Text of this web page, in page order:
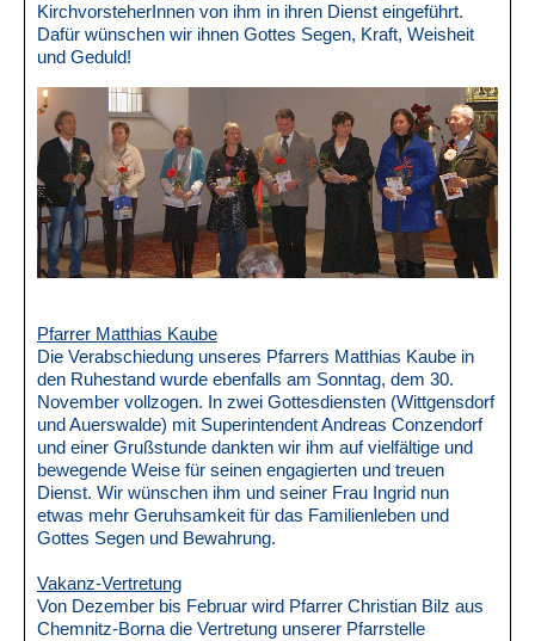
KirchvorsteherInnen von ihm in ihren Dienst eingeführt.
Dafür wünschen wir ihnen Gottes Segen, Kraft, Weisheit
und Geduld!
Pfarrer Matthias Kaube
Die Verabschiedung unseres Pfarrers Matthias Kaube in
den Ruhestand wurde ebenfalls am Sonntag, dem 30.
November vollzogen. In zwei Gottesdiensten (Wittgensdorf
und Auerswalde) mit Superintendent Andreas Conzendorf
und einer Grußstunde dankten wir ihm auf vielfältige und
bewegende Weise für seinen engagierten und treuen
Dienst. Wir wünschen ihm und seiner Frau Ingrid nun
etwas mehr Geruhsamkeit für das Familienleben und
Gottes Segen und Bewahrung.
Vakanz-Vertretung
Von Dezember bis Februar wird Pfarrer Christian Bilz aus
Chemnitz-Borna die Vertretung unserer Pfarrstelle